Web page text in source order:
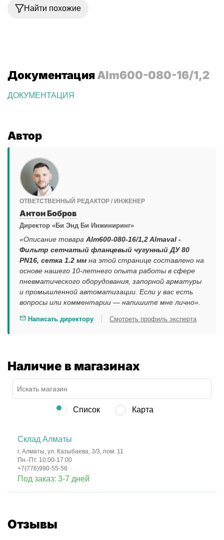
Найти похожие
Документация Alm600-080-16/1,2
ДОКУМЕНТАЦИЯ
Автор
ОТВЕТСТВЕННЫЙ РЕДАКТОР / ИНЖЕНЕР
Антон Бобров
Директор «Би Энд Би Инжиниринг»
«Описание товара Alm600-080-16/1,2 Almaval -
Фильтр сетчатый фланцевый чугунный ДУ 80
PN16, сетка 1.2 мм на этой странице составлено на
основе нашего 10-летнего опыта работы в сфере
пневматического оборудования, запорной арматуры
и промышленной автоматизации. Если у вас есть
вопросы или комментарии — напишите мне лично».
Написать директору Смотреть профиль эксперта
Наличие в магазинах
Список Карта
Склад Алматы
г. Алматы, ул. Казыбаева, 3/3, пом. 11
Пн.-Пт. 10:00-17:00
+7(776)990-55-56
Под заказ: 3-7 дней
Отзывы